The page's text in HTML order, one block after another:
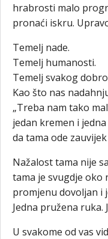
hrabrosti malo
pronaći iskru.
Temelj nade.
Temelj humanosti.
Temelj svakog
Kao što nas
„Treba nam tako
jedan kremen i
da tama ode
Nažalost tama nije
tama je svugdje oko
promjenu dovoljan i
Jedna pružena ruka.
U svakome od vas